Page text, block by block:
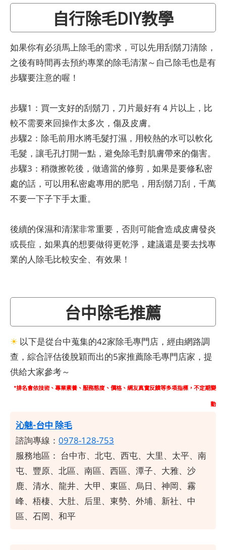
自行除毛DIY教學
如果你有必須馬上除毛的需求，可以先用刮鬍刀清除，
之後有時間再去預約專業的除毛清潔～自己除毛也是有
步驟要注意的喔！
步驟1：買一支好的刮鬍刀，刀片最好有４片以上，比
較不需要來回操作太多次，傷及皮膚。
步驟2：除毛前用水將毛髮打濕，用較熱的水可以軟化
毛髮，讓毛孔打開一點，避免除毛對肌膚帶來的傷害。
步驟3：稍微擦乾後，做適當的修剪，如果是要修私密
處的話，可以用私密處專用的肥皂，用刮鬍刀刮，千萬
不要一下子下手太重。
後續的保濕和清潔非常重要，否則可能會造成皮膚發炎
或長痘，如果真的想要做得更乾淨，建議還是要去找專
業的人除毛比較安全、有效果！
台中除毛推薦
☀ 以下是從台中蒐集的42家除毛專門店，經由網路調
查，綜合評估後脫穎而出的5家推薦除毛專門店家，提
供給大家參考～
*排名會依技術、專業素養、服務態度、價格、網友真實反饋等多項指標，不定期變
動
沁魅-台中 除毛
諮詢專線： 0978-128-753
服務地區： 台中市、北屯、西屯、大里、太平、南
屯、豐原、北區、南區、西區、潭子、大雅、沙
鹿、清水、龍井、大甲、東區、烏日、神岡、霧
峰、梧棲、大肚、后里、東勢、外埔、新社、中
區、石岡、和平